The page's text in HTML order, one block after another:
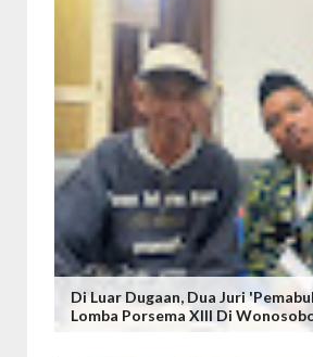
Di Luar Dugaan, Dua Juri
Lomba Porsema XIII Di